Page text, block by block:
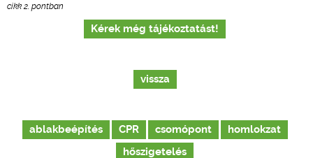
cikk 2. pontban
Kérek még tájékoztatást!
vissza
ablakbeépítés CPR csomópont
homlokzat
hőszigetelés